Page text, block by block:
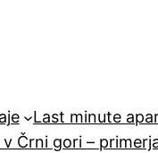
Last minute
Črni gori –